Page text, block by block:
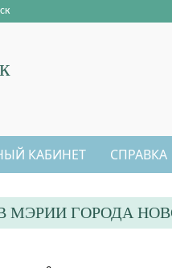
КАБИНЕТ СПРАВКА
МЭРИИ ГОРОДА